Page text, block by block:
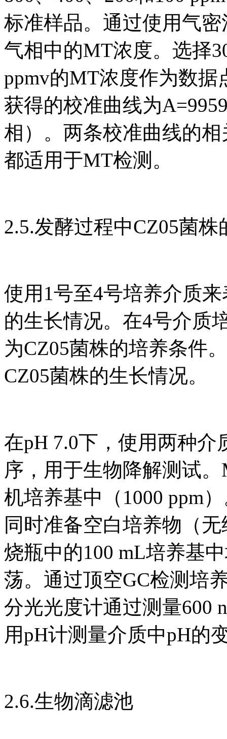
标准样品。通过使用气
气相中的MT浓度。选择
ppmv的MT浓度作为数
获得的校准曲线为
相）。两条校准曲线的
都适用于MT检测。
2.5.发酵过程中CZ05菌株
使用1号至4号培养介质
的生长情况。在4号介质
为CZ05菌株的培养条件
CZ05菌株的生长情况。
在pH 7.0下，使用两种
序，用于生物降解测试
机培养基中（1000 ppm
同时准备空白培养物（
烧瓶中的100 mL培养基
荡。通过顶空GC检测培
分光光度计通过测量600
用pH计测量介质中pH的
2.6.生物滴滤池